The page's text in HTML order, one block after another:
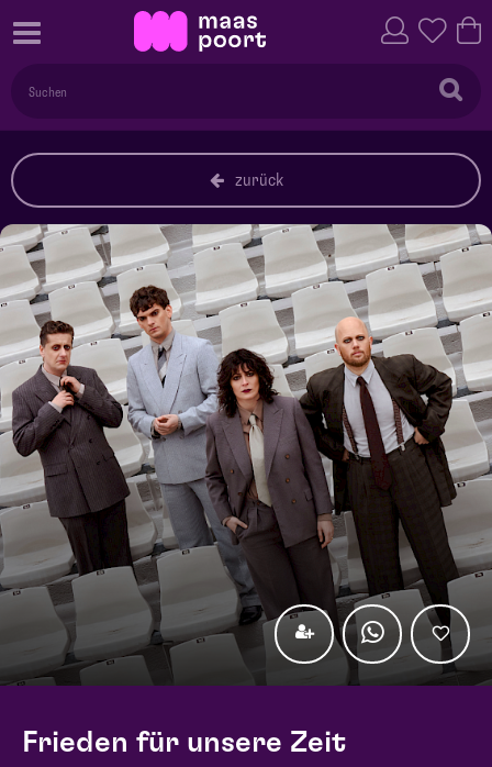
zurück
Frieden für unsere Zeit